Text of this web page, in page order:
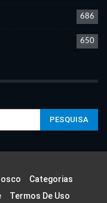
686
650
Categorias
Termos De Uso